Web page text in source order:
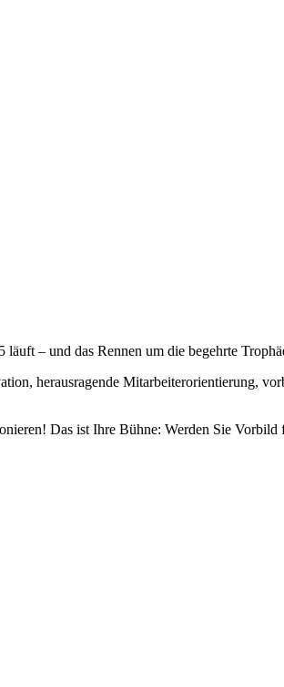
– und das Rennen um die begehrte
herausragende Mitarbeiterorientierung,
Das ist Ihre Bühne: Werden Sie Vorbild